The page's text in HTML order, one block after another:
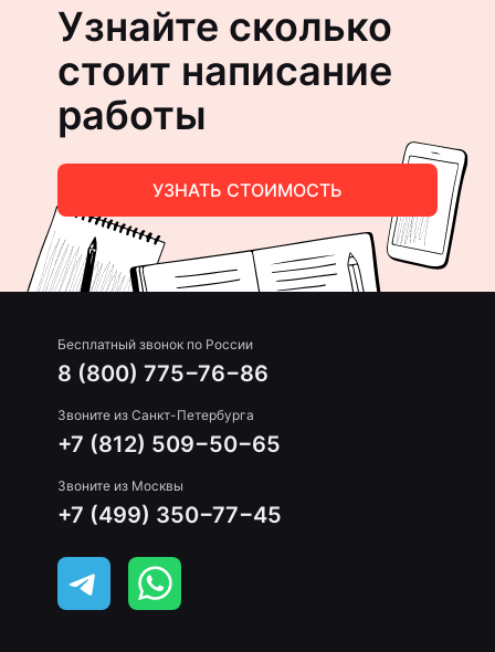
Узнайте сколько
стоит написание
работы
УЗНАТЬ СТОИМОСТЬ
Бесплатный звонок по России
8 (800) 775−76−86
Звоните из Санкт-Петербурга
+7 (812) 509−50−65
Звоните из Москвы
+7 (499) 350−77−45